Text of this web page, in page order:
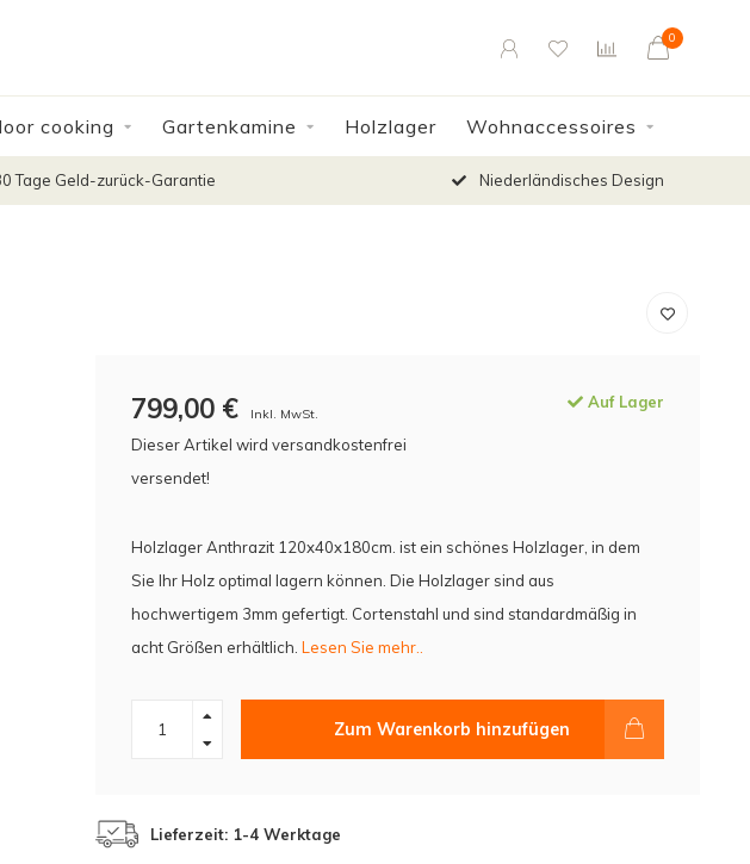
0
cooking Gartenkamine Holzlager Wohnaccessoires
Tage Geld-zurück-Garantie Niederländisches Design
799,00€ Inkl. MwSt.
Dieser Artikel wird versandkostenfrei
versendet!
Auf Lager
Holzlager Anthrazit 120x40x180cm. ist ein schönes Holzlager, in dem
Sie Ihr Holz optimal lagern können. Die Holzlager sind aus
hochwertigem 3mm gefertigt. Cortenstahl und sind standardmäßig in
acht Größen erhältlich. Lesen Sie mehr..
Zum Warenkorb hinzufügen
Lieferzeit: 1-4 Werktage